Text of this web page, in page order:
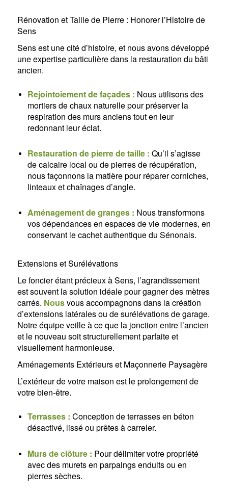
Rénovation et Taille de Pierre : Honorer l’Histoire de
Sens
Sens est une cité d’histoire, et nous avons développé
une expertise particulière dans la restauration du bâti
ancien.
Rejointoiement de façades : Nous utilisons des
mortiers de chaux naturelle pour préserver la
respiration des murs anciens tout en leur
redonnant leur éclat.
Restauration de pierre de taille : Qu’il s’agisse
de calcaire local ou de pierres de récupération,
nous façonnons la matière pour réparer corniches,
linteaux et chaînages d’angle.
Aménagement de granges : Nous transformons
vos dépendances en espaces de vie modernes, en
conservant le cachet authentique du Sénonais.
Extensions et Surélévations
Le foncier étant précieux à Sens, l’agrandissement
est souvent la solution idéale pour gagner des mètres
carrés. Nousvous accompagnons dans la création
d’extensions latérales ou de surélévations de garage.
Notre équipe veille à ce que la jonction entre l’ancien
et le nouveau soit structurellement parfaite et
visuellement harmonieuse.
Aménagements Extérieurs et Maçonnerie Paysagère
L’extérieur de votre maison est le prolongement de
votre bien-être.
Terrasses : Conception de terrasses en béton
désactivé, lissé ou prêtes à carreler.
Murs de clôture : Pour délimiter votre propriété
avec des murets en parpaings enduits ou en
pierres sèches.